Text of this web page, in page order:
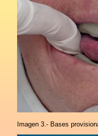
Imagen 3.- Bases